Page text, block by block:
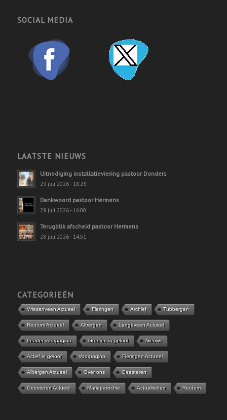
SOCIAL MEDIA
LAATSTE NIEUWS
Uitnodiging installatieviering pastoor Donders
29 juli 2026 - 18:26
Dankwoord pastoor Hermens
29 juli 2026 - 16:00
Terugblik afscheid pastoor Hermens
28 juli 2026 - 14:51
CATEGORIEËN
Vriezenveen Actueel Fleringen Archief Tubbergen
Reutum Actueel Albergen Langeveen Actueel
header voorpagina Groeien in geloof Nieuws
Actief in geloof Voorpagina Fleringen Actueel
Albergen Actueel Over ons Geesteren
Geesteren Actueel Mariaparochie Actualiteiten Reutum